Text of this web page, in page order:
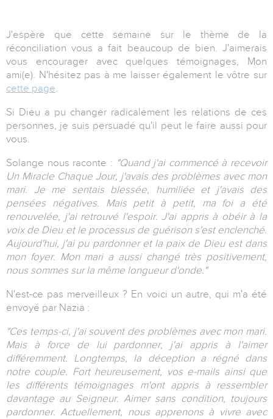
J'espère que cette semaine sur le thème de la
réconciliation vous a fait beaucoup de bien. J'aimerais
vous encourager avec quelques témoignages, Mon
ami(e). N'hésitez pas à me laisser également le vôtre sur
cette page.
Si Dieu a pu changer radicalement les relations de ces
personnes, je suis persuadé qu'il peut le faire aussi pour
vous.
Solange nous raconte : "Quand j'ai commencé à recevoir
Un Miracle Chaque Jour, j'avais des problèmes avec mon
mari. Je me sentais blessée, humiliée et j'avais des
pensées négatives. Mais petit à petit, ma foi a été
renouvelée, j'ai retrouvé l'espoir. J'ai appris à obéir à la
voix de Dieu et le processus de guérison s'est enclenché.
Aujourd'hui, j'ai pu pardonner et la paix de Dieu est dans
mon foyer. Mon mari a aussi changé très positivement,
nous sommes sur la même longueur d'onde."
N'est-ce pas merveilleux ? En voici un autre, qui m'a été
envoyé par Nazia :
"Ces temps-ci, j'ai souvent des problèmes avec mon mari.
Mais à force de lui pardonner, j'ai appris à l'aimer
différemment. Longtemps, la déception a régné dans
notre couple. Fort heureusement, vos e-mails ainsi que
les différents témoignages m'ont appris à ressembler
davantage au Seigneur. Aimer sans condition, toujours
pardonner. Actuellement, nous apprenons à vivre avec